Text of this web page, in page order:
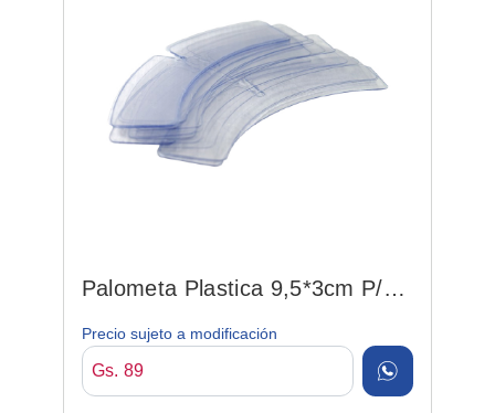
Palometa Plastica 9,5*3cm P/
Precio sujeto a modificación
Gs. 89